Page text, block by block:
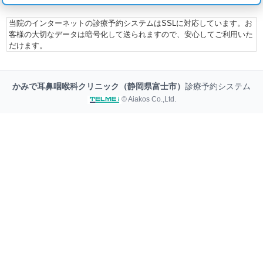
当院のインターネットの診療予約システムはSSLに対応しています。お
客様の大切なデータは暗号化して送られますので、安心してご利用いた
だけます。
かみで耳鼻咽喉科クリニック（静岡県富士市） 診療予約システム
© Aiakos Co.,Ltd.